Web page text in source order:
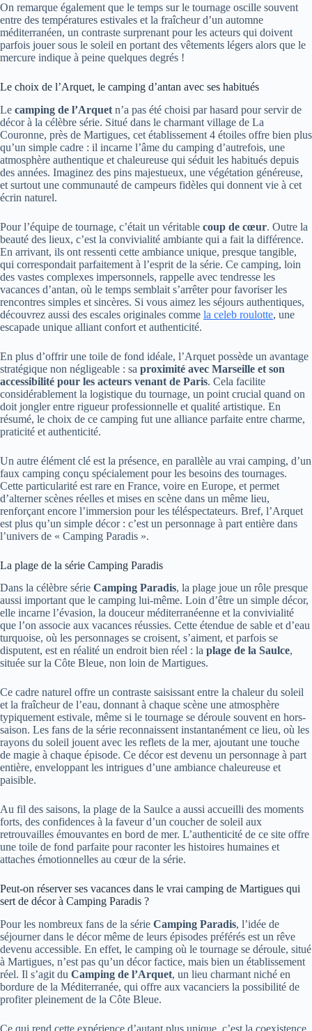
On remarque également que le temps sur le tournage oscille souvent
entre des températures estivales et la fraîcheur d’un automne
méditerranéen, un contraste surprenant pour les acteurs qui doivent
parfois jouer sous le soleil en portant des vêtements légers alors que le
mercure indique à peine quelques degrés !
Le choix de l’Arquet, le camping d’antan avec ses habitués
Le camping de l’Arquet n’a pas été choisi par hasard pour servir de
décor à la célèbre série. Situé dans le charmant village de La
Couronne, près de Martigues, cet établissement 4 étoiles offre bien plus
qu’un simple cadre : il incarne l’âme du camping d’autrefois, une
atmosphère authentique et chaleureuse qui séduit les habitués depuis
des années. Imaginez des pins majestueux, une végétation généreuse,
et surtout une communauté de campeurs fidèles qui donnent vie à cet
écrin naturel.
Pour l’équipe de tournage, c’était un véritable coup de cœur. Outre la
beauté des lieux, c’est la convivialité ambiante qui a fait la différence.
En arrivant, ils ont ressenti cette ambiance unique, presque tangible,
qui correspondait parfaitement à l’esprit de la série. Ce camping, loin
des vastes complexes impersonnels, rappelle avec tendresse les
vacances d’antan, où le temps semblait s’arrêter pour favoriser les
rencontres simples et sincères. Si vous aimez les séjours authentiques,
découvrez aussi des escales originales comme la celeb roulotte, une
escapade unique alliant confort et authenticité.
En plus d’offrir une toile de fond idéale, l’Arquet possède un avantage
stratégique non négligeable : sa proximité avec Marseille et son
accessibilité pour les acteurs venant de Paris. Cela facilite
considérablement la logistique du tournage, un point crucial quand on
doit jongler entre rigueur professionnelle et qualité artistique. En
résumé, le choix de ce camping fut une alliance parfaite entre charme,
praticité et authenticité.
Un autre élément clé est la présence, en parallèle au vrai camping, d’un
faux camping conçu spécialement pour les besoins des tournages.
Cette particularité est rare en France, voire en Europe, et permet
d’alterner scènes réelles et mises en scène dans un même lieu,
renforçant encore l’immersion pour les téléspectateurs. Bref, l’Arquet
est plus qu’un simple décor : c’est un personnage à part entière dans
l’univers de « Camping Paradis ».
La plage de la série Camping Paradis
Dans la célèbre série Camping Paradis, la plage joue un rôle presque
aussi important que le camping lui-même. Loin d’être un simple décor,
elle incarne l’évasion, la douceur méditerranéenne et la convivialité
que l’on associe aux vacances réussies. Cette étendue de sable et d’eau
turquoise, où les personnages se croisent, s’aiment, et parfois se
disputent, est en réalité un endroit bien réel : la plage de la Saulce,
située sur la Côte Bleue, non loin de Martigues.
Ce cadre naturel offre un contraste saisissant entre la chaleur du soleil
et la fraîcheur de l’eau, donnant à chaque scène une atmosphère
typiquement estivale, même si le tournage se déroule souvent en hors-
saison. Les fans de la série reconnaissent instantanément ce lieu, où les
rayons du soleil jouent avec les reflets de la mer, ajoutant une touche
de magie à chaque épisode. Ce décor est devenu un personnage à part
entière, enveloppant les intrigues d’une ambiance chaleureuse et
paisible.
Au fil des saisons, la plage de la Saulce a aussi accueilli des moments
forts, des confidences à la faveur d’un coucher de soleil aux
retrouvailles émouvantes en bord de mer. L’authenticité de ce site offre
une toile de fond parfaite pour raconter les histoires humaines et
attaches émotionnelles au cœur de la série.
Peut-on réserver ses vacances dans le vrai camping de Martigues qui
sert de décor à Camping Paradis ?
Pour les nombreux fans de la série Camping Paradis, l’idée de
séjourner dans le décor même de leurs épisodes préférés est un rêve
devenu accessible. En effet, le camping où le tournage se déroule, situé
à Martigues, n’est pas qu’un décor factice, mais bien un établissement
réel. Il s’agit du Camping de l’Arquet, un lieu charmant niché en
bordure de la Méditerranée, qui offre aux vacanciers la possibilité de
profiter pleinement de la Côte Bleue.